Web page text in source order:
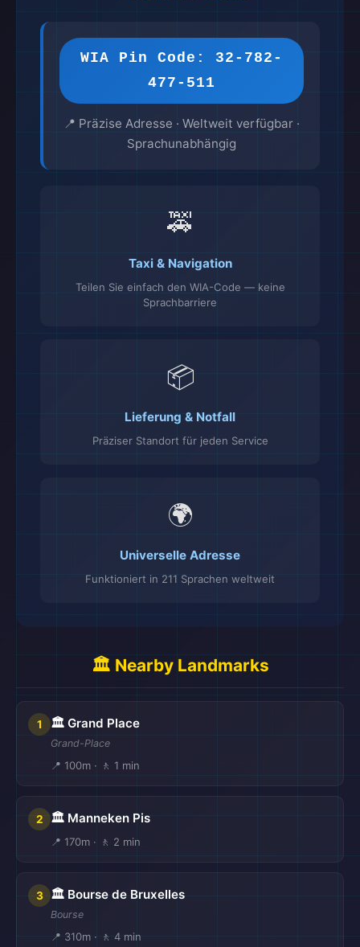
WIA Pin Code: 32-782-
477-511
📍 Präzise Adresse · Weltweit verfügbar ·
Sprachunabhängig
🚕
Taxi & Navigation
Teilen Sie einfach den WIA-Code — keine
Sprachbarriere
📦
Lieferung & Notfall
Präziser Standort für jeden Service
🌍
Universelle Adresse
Funktioniert in 211 Sprachen weltweit
🏛️ Nearby Landmarks
1 🏛️ Grand Place
Grand-Place
📍 100m · 🚶 1 min
2 🏛️ Manneken Pis
📍 170m · 🚶 2 min
3 🏛️ Bourse de Bruxelles
Bourse
📍 310m · 🚶 4 min